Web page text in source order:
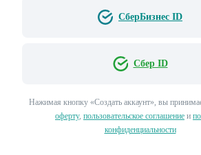
СберБизнес ID
Сбер ID
Нажимая кнопку «Создать аккаунт», вы
оферту, пользовательское соглашение и
конфиденциальности